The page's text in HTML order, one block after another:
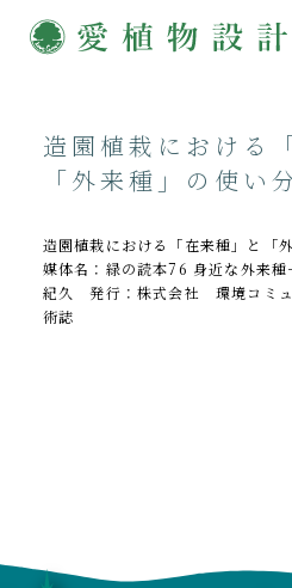
造園植栽における
「外来種」の使い
造園植栽における「在来種」と「
媒体名：緑の読本76 身近な外来
紀久 発行：株式会社 環境コミ
術誌